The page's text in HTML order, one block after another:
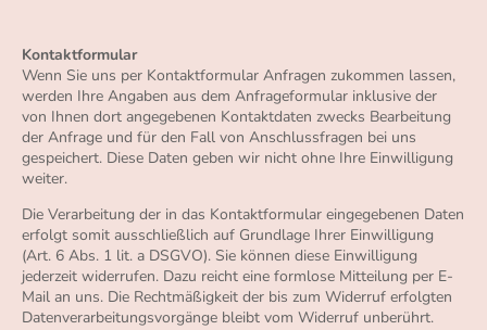
Kontaktformular
Wenn Sie uns per Kontaktformular Anfragen zukommen lassen,
werden Ihre Angaben aus dem Anfrageformular inklusive der
von Ihnen dort angegebenen Kontaktdaten zwecks Bearbeitung
der Anfrage und für den Fall von Anschlussfragen bei uns
gespeichert. Diese Daten geben wir nicht ohne Ihre Einwilligung
weiter.
Die Verarbeitung der in das Kontaktformular eingegebenen Daten
erfolgt somit ausschließlich auf Grundlage Ihrer Einwilligung
(Art. 6 Abs. 1 lit. a DSGVO). Sie können diese Einwilligung
jederzeit widerrufen. Dazu reicht eine formlose Mitteilung per E-
Mail an uns. Die Rechtmäßigkeit der bis zum Widerruf erfolgten
Datenverarbeitungsvorgänge bleibt vom Widerruf unberührt.